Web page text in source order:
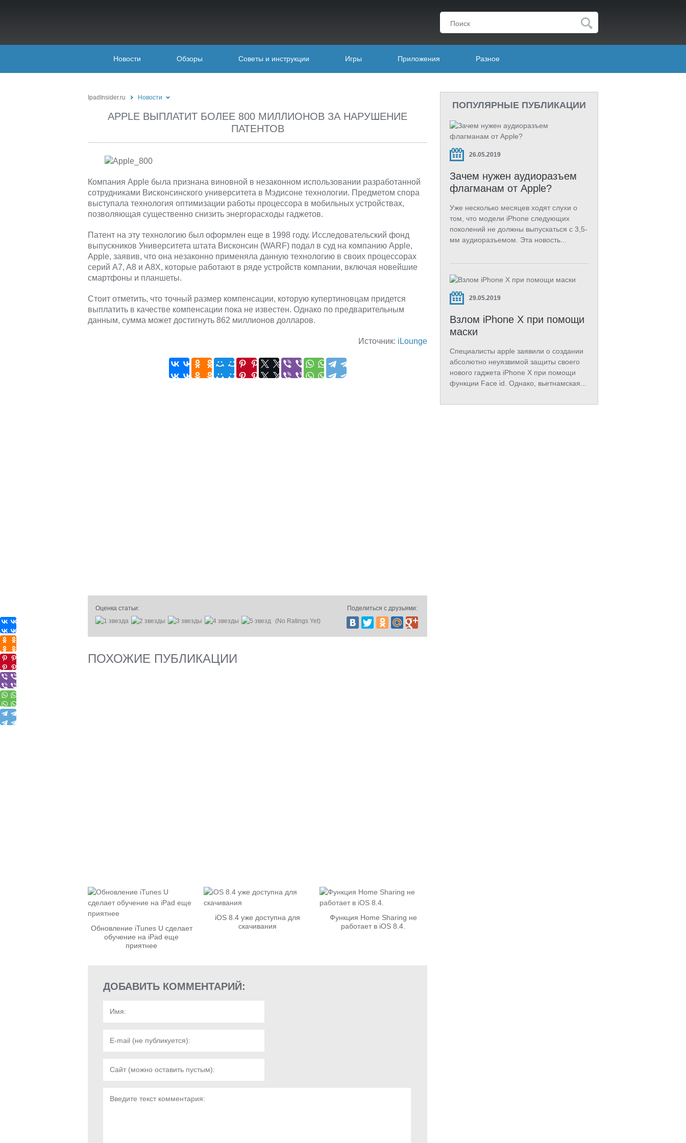
Новости Обзоры Советы и инструкции Игры Приложения Разное
IpadInsider.ru Новости
APPLE ВЫПЛАТИТ БОЛЕЕ 800 МИЛЛИОНОВ ЗА НАРУШЕНИЕ
ПАТЕНТОВ
Компания Apple была признана виновной в незаконном использовании разработанной
сотрудниками Висконсинского университета в Мэдисоне технологии. Предметом спора
выступала технология оптимизации работы процессора в мобильных устройствах,
позволяющая существенно снизить энергорасходы гаджетов.
Патент на эту технологию был оформлен еще в 1998 году. Исследовательский фонд
выпускников Университета штата Висконсин (WARF) подал в суд на компанию Apple,
Apple, заявив, что она незаконно применяла данную технологию в своих процессорах
серий A7, A8 и A8X, которые работают в ряде устройств компании, включая новейшие
смартфоны и планшеты.
Стоит отметить, что точный размер компенсации, которую купертиновцам придется
выплатить в качестве компенсации пока не известен. Однако по предварительным
данным, сумма может достигнуть 862 миллионов долларов.
Источник: iLounge
Оценка статьи:
(No Ratings Yet)
Поделиться с друзьями:
ПОХОЖИЕ ПУБЛИКАЦИИ
Обновление iTunes U сделает
обучение на iPad еще
приятнее
iOS 8.4 уже доступна для
скачивания
Функция Home Sharing не
работает в iOS 8.4.
ДОБАВИТЬ КОММЕНТАРИЙ:
ПОПУЛЯРНЫЕ ПУБЛИКАЦИИ
26.05.2019
Зачем нужен аудиоразъем
флагманам от Apple?
Уже несколько месяцев ходят слухи о
том, что модели iPhone следующих
поколений не должны выпускаться с 3,5-
мм аудиоразъемом. Эта новость...
29.05.2019
Взлом iPhone X при помощи
маски
Специалисты apple заявили о создании
абсолютно неуязвимой защиты своего
нового гаджета iPhone X при помощи
функции Face id. Однако, вьетнамская...